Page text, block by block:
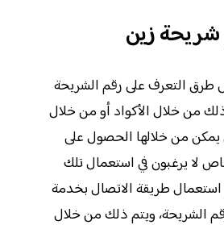
زين
طرق التعرف على رقم الشريحة
من خلال الأكواد أو من خلال
يمكن من خلالها الحصول على
لا يرغبون في استعمال تلك
استعمال طريقة الاتصال بخدمة
الشريحة، ويتم ذلك من خلال